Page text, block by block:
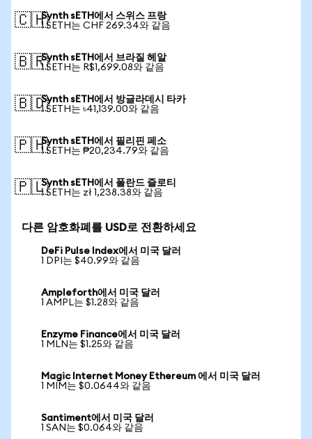
🇨🇭Synth sETH에서 스위스 프랑
1 SETH는 CHF 269.34와 같음
🇧🇷Synth sETH에서 브라질 헤알
1 SETH는 R$1,699.08와 같음
🇧🇩Synth sETH에서 방글라데시 타카
1 SETH는 ৳41,139.00와 같음
🇵🇭Synth sETH에서 필리핀 페소
1 SETH는 ₱20,234.79와 같음
🇵🇱Synth sETH에서 폴란드 즐로티
1 SETH는 zł 1,238.38와 같음
다른 암호화폐를 USD로 전환하세요
DeFi Pulse Index에서 미국 달러
1 DPI는 $40.99와 같음
Ampleforth에서 미국 달러
1 AMPL는 $1.28와 같음
Enzyme Finance에서 미국 달러
1 MLN는 $1.25와 같음
Magic Internet Money Ethereum 에서 미국 달러
1 MIM는 $0.0644와 같음
Santiment에서 미국 달러
1 SAN는 $0.064와 같음